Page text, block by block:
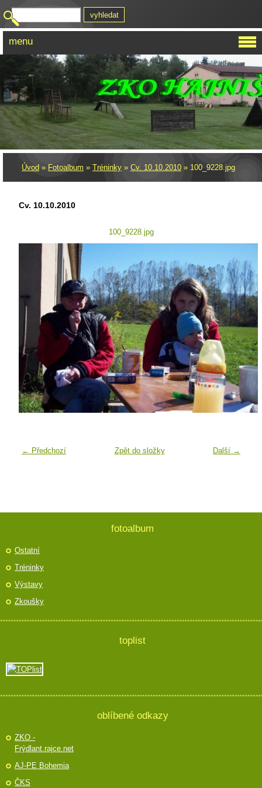
Úvod » Fotoalbum » Tréninky » Cv. 10.10.2010 » 100_9228.jpg
Cv. 10.10.2010
100_9228.jpg
← Předchozí Další →
Zpět do složky
menu
fotoalbum
Ostatní
Tréninky
Výstavy
Zkoušky
toplist
oblíbené odkazy
ZKO -
Frýdlant.rajce.net
AJ-PE Bohemia
ČKS